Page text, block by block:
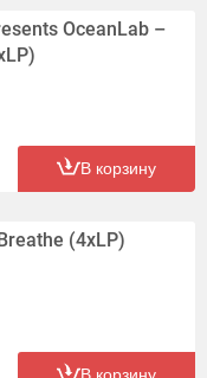
OceanLab ‎–
В корзину
(4xLP)